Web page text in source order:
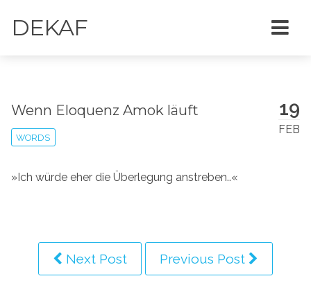
DEKAF
19
FEB
Wenn Eloquenz Amok läuft
WORDS
»Ich würde eher die Überlegung anstreben..«
Next Post Previous Post